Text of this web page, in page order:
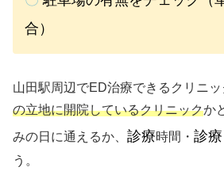
合）
山田駅周辺でED治療できるクリニッ
の立地に開院しているクリニックか
みの日に通えるか、 診療時間・ 診療
う。